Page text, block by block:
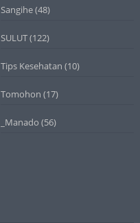
Sangihe(48)
SULUT(122)
Tips Kesehatan (10)
Tomohon (17)
_Manado (56)